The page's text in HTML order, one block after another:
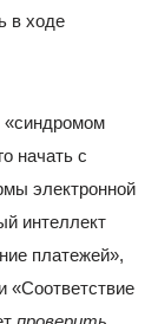
в ходе
«синдромом
начать с
электронной
интеллект
платежей»,
«Соответствие